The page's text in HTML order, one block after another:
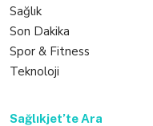
Sağlık
Son Dakika
Spor & Fitness
Teknoloji
Sağlıkjet’te Ara